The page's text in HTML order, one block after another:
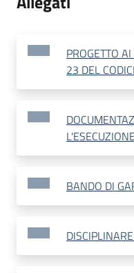
PROGETTO
23 DEL
BANDO DI